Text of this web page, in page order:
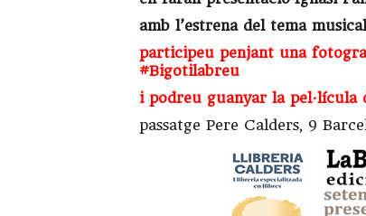
amb l’estrena del tema
participeu penjant una
#Bigotilabreu
i podreu guanyar la
passatge Pere Calders, 9